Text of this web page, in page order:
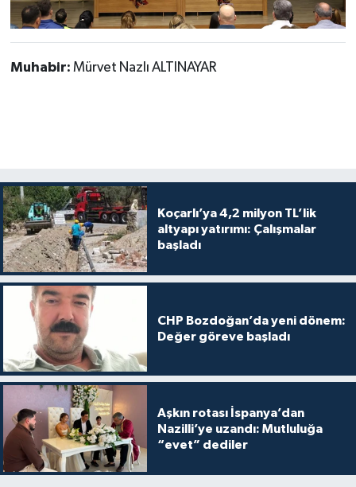
Muhabir: Mürvet Nazlı ALTINAYAR
Koçarlı’ya 4,2 milyon TL’lik
altyapı yatırımı: Çalışmalar
başladı
CHP Bozdoğan’da yeni dönem:
Değer göreve başladı
Aşkın rotası İspanya’dan
Nazilli’ye uzandı: Mutluluğa
“evet” dediler